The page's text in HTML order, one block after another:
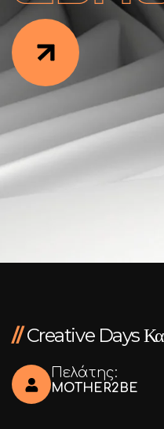
//Creative Days
Πελάτης:
MOTHER2BE
Facebook
Instagram
LinkedIn